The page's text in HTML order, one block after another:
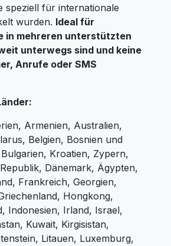
speziell für internationale
wurden. Ideal für
in mehreren unterstützten
unterwegs sind und keine
Anrufe oder SMS
Armenien, Australien,
Belgien, Bosnien und
Kroatien, Zypern,
Dänemark, Ägypten,
Frankreich, Georgien,
Hongkong,
Indonesien, Irland, Israel,
Kuwait, Kirgisistan,
Litauen, Luxemburg,